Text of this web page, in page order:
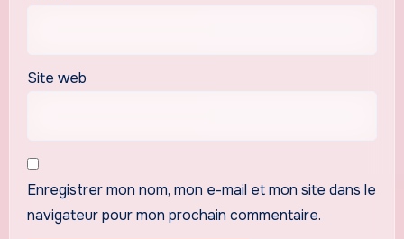
Site web
Enregistrer mon nom, mon e-mail et mon site dans le
navigateur pour mon prochain commentaire.